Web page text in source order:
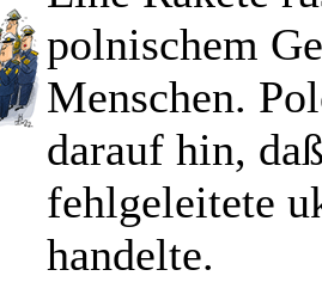
polnischem
Menschen.
darauf hin,
fehlgeleitete
handelte.